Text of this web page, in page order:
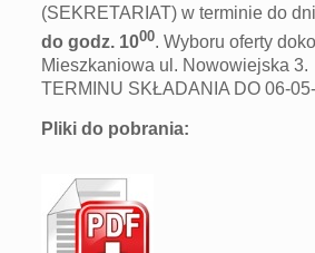
(SEKRETARIAT) w terminie do
do godz. 1000. Wyboru oferty
Mieszkaniowa ul. Nowowiejska
TERMINU SKŁADANIA DO 06-
Pliki do pobrania: